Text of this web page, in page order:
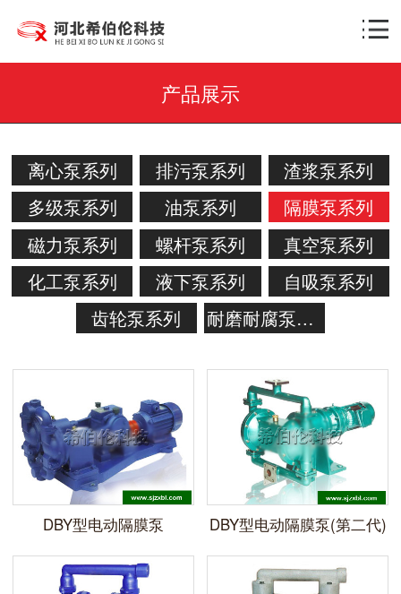
产品展示
离心泵系列 排污泵系列
渣浆泵系列
多级泵系列
油泵系列
隔膜泵系列
磁力泵系列
螺杆泵系列
真空泵系列
化工泵系列
液下泵系列
自吸泵系列
齿轮泵系列
耐磨耐腐泵系列
DBY型电动隔膜泵 DBY型电动隔膜泵(第二代)